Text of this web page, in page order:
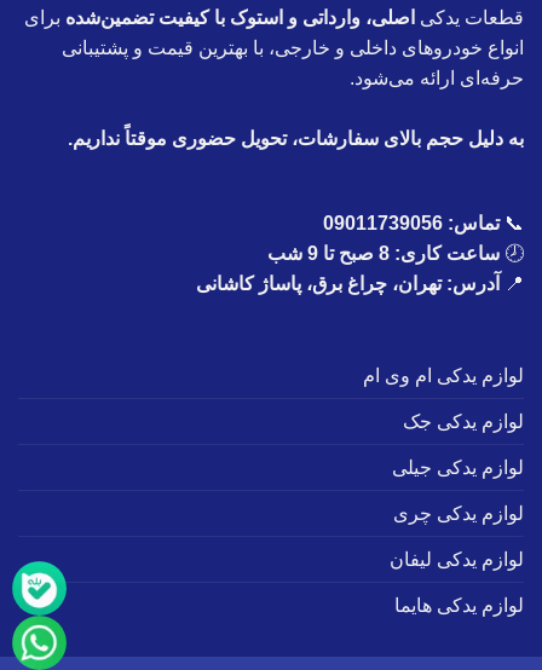
قطعات یدکی اصلی، وارداتی و استوک با کیفیت تضمین‌شده برای
انواع خودروهای داخلی و خارجی، با بهترین قیمت و پشتیبانی
حرفه‌ای ارائه می‌شود.
به دلیل حجم بالای سفارشات، تحویل حضوری موقتاً نداریم.
📞تماس: 09011739056
🕗 ساعت کاری: 8 صبح تا 9 شب
📍
آدرس: تهران، چراغ برق، پاساژ کاشانی
لوازم یدکی ام وی ام
لوازم یدکی جک
لوازم یدکی جیلی
لوازم یدکی چری
لوازم یدکی لیفان
لوازم یدکی هایما